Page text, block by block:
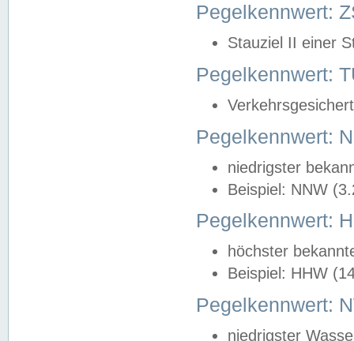
Pegelkennwert:
Stauziel II einer
Pegelkennwert:
Pegelkennwert:
niedrigster
Beispiel: NNW
Pegelkennwert:
höchster
Beispiel: HHW
Pegelkennwert:
niedrigster